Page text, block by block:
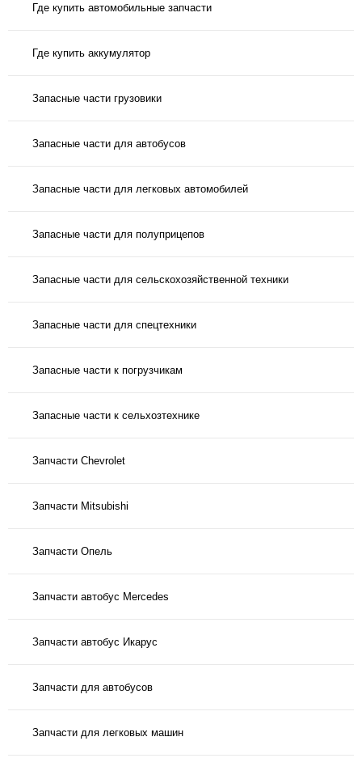
Где купить автомобильные запчасти
Где купить аккумулятор
Запасные части грузовики
Запасные части для автобусов
Запасные части для легковых автомобилей
Запасные части для полуприцепов
Запасные части для сельскохозяйственной техники
Запасные части для спецтехники
Запасные части к погрузчикам
Запасные части к сельхозтехнике
Запчасти Chevrolet
Запчасти Mitsubishi
Запчасти Опель
Запчасти автобус Mercedes
Запчасти автобус Икарус
Запчасти для автобусов
Запчасти для легковых машин